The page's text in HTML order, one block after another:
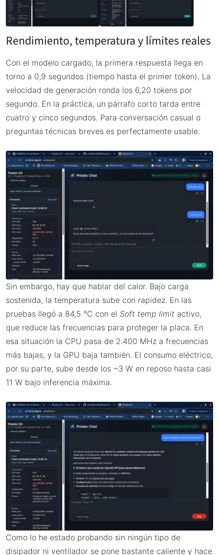
Rendimiento, temperatura y límites reales
Con el modelo cargado, la primera respuesta llega en
torno a 0,9 segundos (tiempo hasta el primer token). La
velocidad de generación ronda los 6,20 tokens por
segundo. En la práctica, un párrafo corto tarda entre
cuatro y cinco segundos. Para conversación casual o
preguntas técnicas breves es perfectamente usable.
Sin embargo, hay que hablar del calor. Bajo carga
sostenida, la temperatura sube con rapidez. En las
pruebas llegó a 84,5 °C con el Soft temp limit activo,
que reduce las frecuencias para proteger la placa. En
esa situación la CPU pasa de 2.400 MHz a frecuencias
más bajas, y la GPU baja también. El consumo eléctrico,
por su parte, sube desde los ~3 W en reposo hasta casi
11 W bajo inferencia máxima.
Como lo he estado probando sin ningún tipo de
disipador ni ventilador se pone bastante caliente y hace